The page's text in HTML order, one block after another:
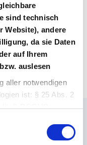
sind technisch
Website), andere
da sie Daten
auf Ihrem
auslesen
aller notwendigen
ist: § 25 Abs. 2
lit. f) DSGVO.
aller weiteren
Sie sich hier
erstellen